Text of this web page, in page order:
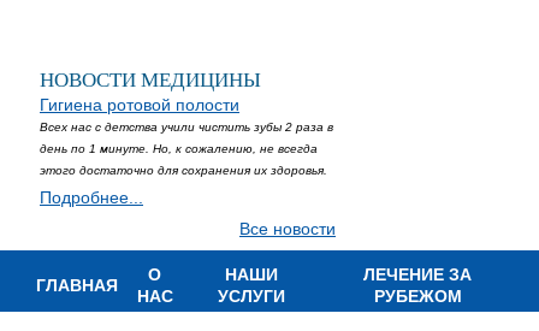
НОВОСТИ МЕДИЦИНЫ
Гигиена ротовой полости
Всех нас с детства учили чистить зубы 2 раза в
день по 1 минуте. Но, к сожалению, не всегда
этого достаточно для сохранения их здоровья.
Подробнее...
Все новости
ГЛАВНАЯ
О
НАС
НАШИ
УСЛУГИ
ЛЕЧЕНИЕ ЗА
РУБЕЖОМ